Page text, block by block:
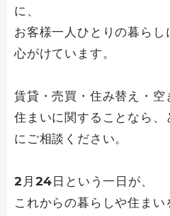
に、
お客様一人ひとりの暮ら
心がけています。
賃貸・売買・住み替え・空
住まいに関することなら
にご相談ください。
2月24日という一日が、
これからの暮らしや住ま